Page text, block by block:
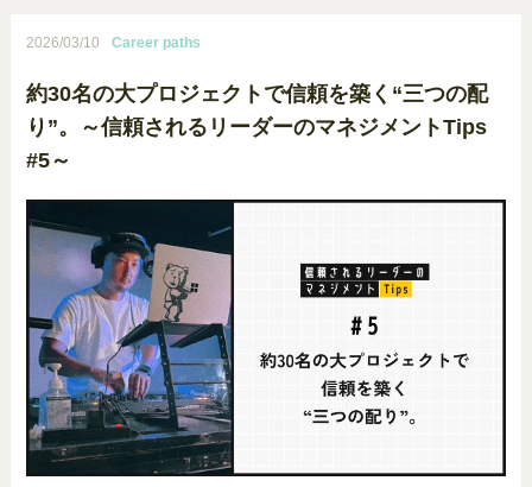
2026/03/10 Career paths
約30名の大プロジェクトで信頼を築く“三つの配
り”。～信頼されるリーダーのマネジメントTips
#5～